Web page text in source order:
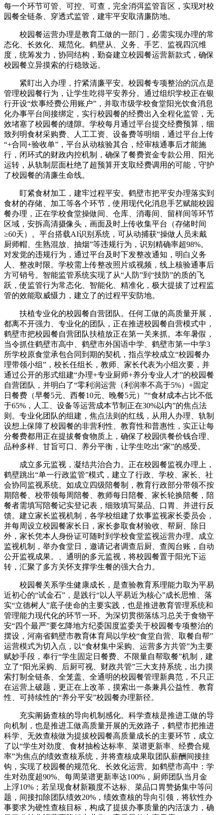
每一个环节可管、可控、可查，完全消弭监管盲区，实现对校
园餐全链条、穿透式监管，建牢平安取清廉防地。
校园餐运营办理是教育工做的一部门，必需实现办理的常
态化、长效化、规范化。鹤壁从、义务、手艺、监视四沉维
度，统筹发力，协同结构，勤奋建立校园餐运营新款式，确保
校园餐立异摸索的行稳致远。
紧盯出入办理，拧紧清廉平安。校园餐专项整治的沉点是
管理校园餐行为，让学生吃得平安养分。通过组织学校正在银
行开设“炊事经费公用账户”，并取市级学校食堂阳光饮食消息
化办事平台间接绑定，实行校园餐的经费出入全程化监管，无
效堵塞了校园餐的缝隙。学校每月通过平台提交经费预算，细
致列明食材采购费、人工工资、设备费等明细，通过平台上传
“+合同+验收单”，平台从动核验其合，经审核通事后才能施
行，闭环式的财政内控机制，确保了餐费资金专款公用、阳光
运转，从轨制层面杜绝了超预算开支取经费调用的可能，守护
了校园餐的清廉生命线。
盯紧食材加工，建牢过程平安。鹤壁市把平安办理落实到
食材的存储、加工等各个环节，使用现代化消息手艺赋能校园
餐办理，正在学校食堂操做间、仓库、消毒间、留样间等环节
区域，安拆高清摄像头，画面及时上传收集平台（存储时间
≥60天）。平台搭载AI识别系统，可从动捕获“操做人员未戴
厨师帽、生熟混放、抽烟”等违规行为，识别精确率超98%。
对发觉的违规行为，通过平台及时下发整改通知，明白义务
人、整改时限。学校需上传整改照片或视频，线上核验通事后
方可销号。智能监管系统实现了从“人防”到“技防”的质的飞
跃，使监管行为常态化、智能化、精准化，极大提拔了过程监
管的效能取威慑力，建立了的过程平安防地。
扶植专业化的校园餐自营团队。任何工做的高质量开展，
都离不开强力、专业化的团队，正在推进校园餐自营模式中，
鹤壁市把校园餐自营团队扶植放正在第一关来抓。本年暑假，
当令抓住鹤壁市高中、鹤壁市外国语中学、鹤壁市第一中学3
所学校原食堂承包合同到期的契机，指点学校成立“校园餐办
理带领小组”，校长任组长，教师、家长代表为小组次要，并
通过公开的形式组建“办理+专业厨师+养分专业人才”的校园餐
自营团队，并明白了“零利润运营（利润率不高于5%）+固定
日餐费（早餐5元、西餐10元、晚餐5元）”“食材成本占比不低
于65%，人工、设备等运营成本节制正在30%以内”的焦点法
则。专业化团队的组建，焦点法则的红线，从用人办理、轨制
设想上保障了校园餐的非营利性、教育性和普惠性，实正让每
分餐费都用正在提拔餐食物质上，确保了校园供餐价钱合理、
品种多样、甘旨可口、养分平衡，让学生吃出“家”的感受。
成立多元监视，凝结共治合力。正在校园餐监视办理上，
鹤壁跳出“单一行政监管”模式，建立了行政、学校、家长、社
会协同监视系统。如成立四级陪餐制，教育行政部分带领不按
期陪餐、校带领每周陪餐、教师每日陪餐、家长轮换陪餐，陪
餐者需填写陪餐记实登记表，细致填写菜品、口胃、并进行反
馈。建立家长监视机制，各学校组建了炊事监视家长委员会，
并每周设立校园餐家长日，家长参取食材验收、帮厨、除日
外，家长凭本人身份证可随时到学校食堂监视运营办理。成立
监视机制，举办食堂日，邀请记者调查后厨、查阅台账，自动
公开监视成果。、通明的多元监视，将校园餐置于阳光下运
转，汇聚了多方关怀支撑学生餐的强大合力。
校园餐关系学生健康成长，是查验教育系理能力取为平易
近初心的“试金石”，是践行“以人平易近为核心”成长思惟、落
实“立德树人”底子使命的主要实践，也是推进教育管理系统和
管理能力现代化的环节一环。为深切贯彻落练习总关于食物平
安“四个最严”要乞降地方纪委国度监委关于校园餐专项整治的
摆设，河南省鹤壁市教育体育局以学校“食堂自营、取餐自帮”
运营模式为切入点，以“食材集中采购、运营多方共管”为主要
赋妙手段，奉行“学生固定日餐费、不限量自帮取餐”机制，建
立了“阳光采购、后厨可视、财政共管”三大支持系统，出力摸
索打制全链条、全笼盖、全通明的校园餐管理新典范，不只正
在运营上破题，更正在上改革，摸索出一条兼具公益性、教育
性、可持续性的“养分平安”校园餐办理新径。
充实阐扬查核的导向机制感化。科学查核是推进工做的导
向机制，也是推进工做高质量开展的无效路子，鹤壁市把推进
科学、无效查核做为提拔校园餐高质量成长的主要环节，成立
了以“学生对劲度、食材抽检达标率、菜谱更新率、经费合规
率”为焦点的绩效查核系统，并将查核成果取团队薪酬间接挂
钩，实现了校园餐的规范化、长效化运营。如鹤壁市高中：学
生对劲度超90%、每周菜谱更新率达100%，厨师团队当月金
上浮10%；若呈现食材新颖度不达标、菜品口胃赞扬集中等问
题，间接扣除团队绩效20%，绩效查核的导向引领，将软性办
事要求为硬性查核目标，构成了提拔办事质量的内活泼力，确